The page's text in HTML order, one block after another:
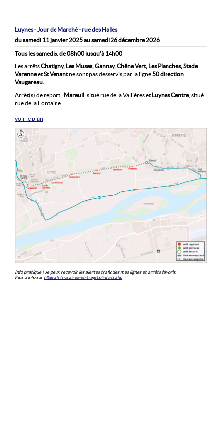
Luynes - Jour de Marché - rue des Halles
du samedi 11 janvier 2025 au samedi 26 décembre 2026
Tous les samedis, de 08h00 jusqu'à 14h00
Les arrêtsChatigny, Les Muses, Gannay, Chêne Vert, Les Planches, Stade
VarenneetSt Venantne sont pas desservis par la ligne50direction
Vaugareau.
Arrêt(s) de report : Mareuil , situé rue de la Vallières et Luynes Centre, situé
rue de la Fontaine.
voir le plan
Info pratique ! Je peux recevoir les alertes trafic des mes lignes et arrêts favoris.
Plus d'info surfilbleu.fr/horaires-et-trajets/info-trafic